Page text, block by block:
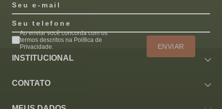
Seu telefone
Seu e-mail
ENVIAR
Ao enviar você concorda com os
termos descritos na Política de
Privacidade.
INSTITUCIONAL
CONTATO